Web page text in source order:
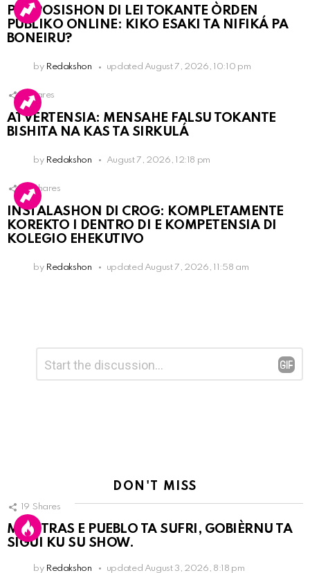
PROPOSISHON DI LEI TOKANTE ÒRDEN
PÚBLIKO ONLINE: KIKO ESAKI TA NIFIKÁ PA
BONEIRU?
by Redakshon updated August 7, 2026, 10:10 pm
Shares
ATVERTENSIA: MENSAHE FALSU TOKANTE
BISHITA NA KAS TA SIRKULÁ
by Redakshon August 7, 2026, 12:18 pm
16 Shares
INSTALASHON DI CROG: KOMPLETAMENTE
KOREKTO I DENTRO DI E KOMPETENSIA DI
KOLEGIO EHEKUTIVO
by Redakshon updated August 7, 2026, 11:58 am
Reply
DON'T MISS
19 Shares
MIENTRAS E PUEBLO TA SUFRI, GOBIÈRNU TA
SIGUI KU SU SHOW.
by Redakshon updated August 3, 2026, 8:18 pm